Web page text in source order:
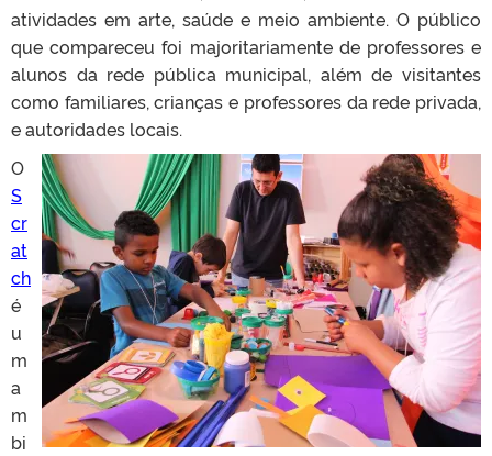
atividades em arte, saúde e meio ambiente. O público
que compareceu foi majoritariamente de professores e
alunos da rede pública municipal, além de visitantes
como familiares, crianças e professores da rede privada,
e autoridades locais.
O
S
cr
at
ch
é
u
m
a
m
bi